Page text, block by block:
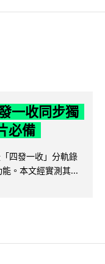
一收同步獨
必備
四發一收」分軌錄
。本文經實測其...